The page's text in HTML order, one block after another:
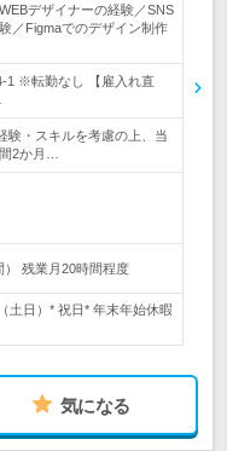
デザイナーの経験／SNS
／Figmaでのデザイン制作
1 ※転勤なし 【雇入れ直
験・スキルを考慮の上、当
2か月…
） 残業月20時間程度
日）* 祝日* 年末年始休暇
気になる